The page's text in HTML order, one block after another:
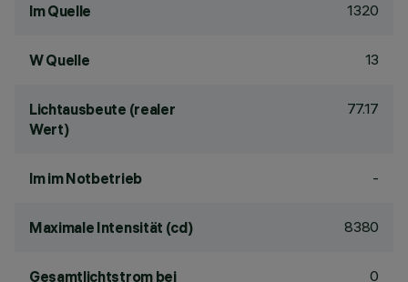
lm Quelle 1320
W Quelle 13
Lichtausbeute (realer
Wert)
77.17
lm im Notbetrieb -
Maximale Intensität (cd) 8380
Gesamtlichtstrom bei 0